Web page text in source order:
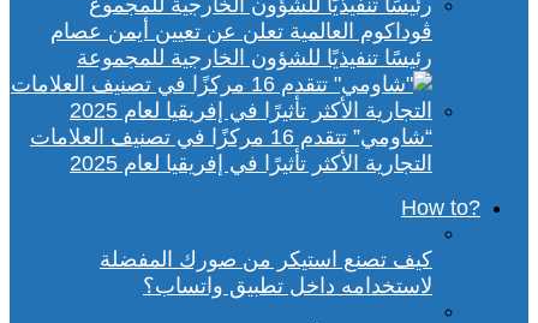
ڤوداكوم العالمية تعلن عن تعيين أيمن عصام
رئيسًا تنفيذيًا للشؤون الخارجية للمجموعة
“شاومي” تتقدم 16 مركزًا في تصنيف العلامات
التجارية الأكثر تأثيرًا في إفريقيا لعام 2025
?How to
كيف تصنع استيكر من صورك المفضلة
لاستخدامه داخل تطبيق واتساب؟